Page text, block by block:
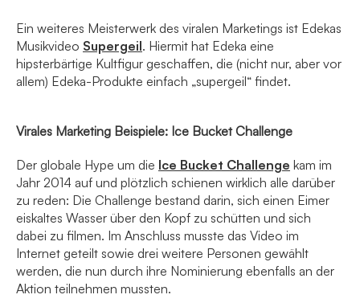
Ein weiteres Meisterwerk des viralen Marketings ist Edekas
Musikvideo Supergeil. Hiermit hat Edeka eine
hipsterbärtige Kultfigur geschaffen, die (nicht nur, aber vor
allem) Edeka-Produkte einfach „supergeil“ findet.
Virales Marketing Beispiele: Ice Bucket Challenge
Der globale Hype um die Ice Bucket Challenge kam im
Jahr 2014 auf und plötzlich schienen wirklich alle darüber
zu reden: Die Challenge bestand darin, sich einen Eimer
eiskaltes Wasser über den Kopf zu schütten und sich
dabei zu filmen. Im Anschluss musste das Video im
Internet geteilt sowie drei weitere Personen gewählt
werden, die nun durch ihre Nominierung ebenfalls an der
Aktion teilnehmen mussten.